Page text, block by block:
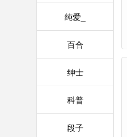
纯爱_
百合
绅士
科普
段子